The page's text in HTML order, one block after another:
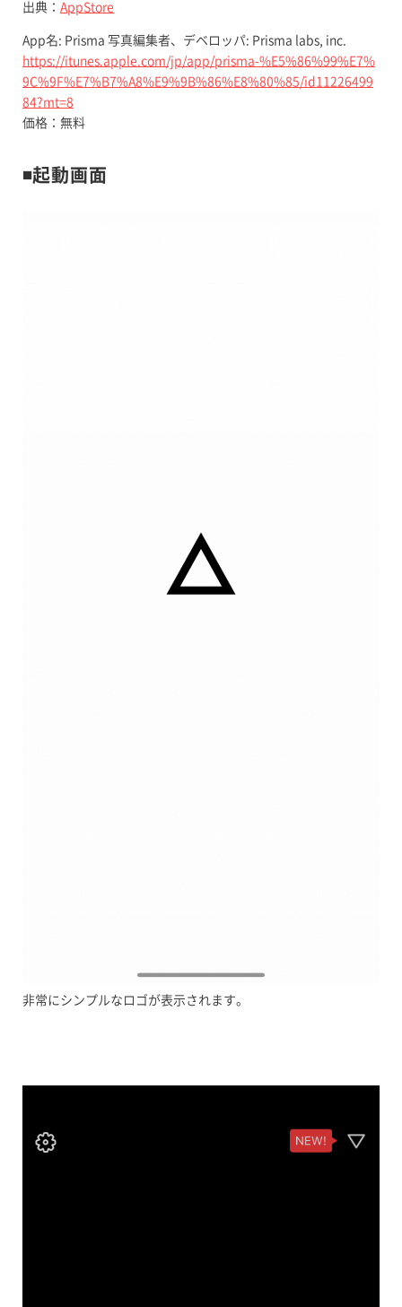
出典： AppStore
App名: Prisma 写真編集者、デベロッパ: Prisma labs, inc.
https://itunes.apple.com/jp/app/prisma-%E5%86%99%E7%
9C%9F%E7%B7%A8%E9%9B%86%E8%80%85/id11226499
84?mt=8
価格：無料
◾️起動画面
非常にシンプルなロゴが表示されます。